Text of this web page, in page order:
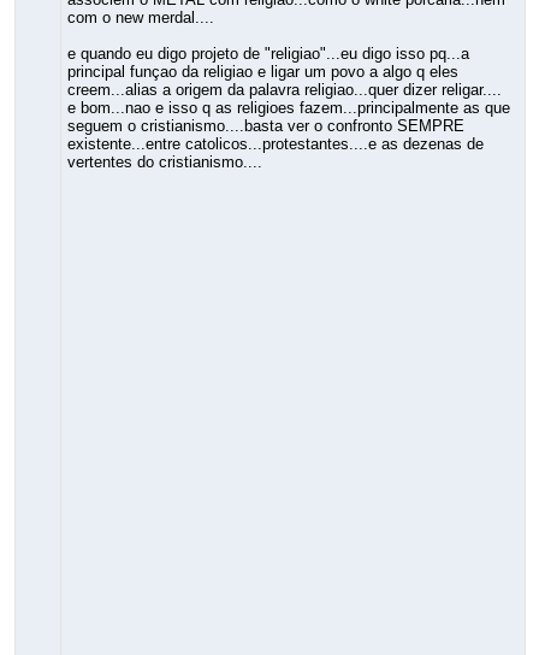
com o new merdal....
e quando eu digo projeto de "religiao"...eu digo isso pq...a
principal funçao da religiao e ligar um povo a algo q eles
creem...alias a origem da palavra religiao...quer dizer religar....
e bom...nao e isso q as religioes fazem...principalmente as que
seguem o cristianismo....basta ver o confronto SEMPRE
existente...entre catolicos...protestantes....e as dezenas de
vertentes do cristianismo....